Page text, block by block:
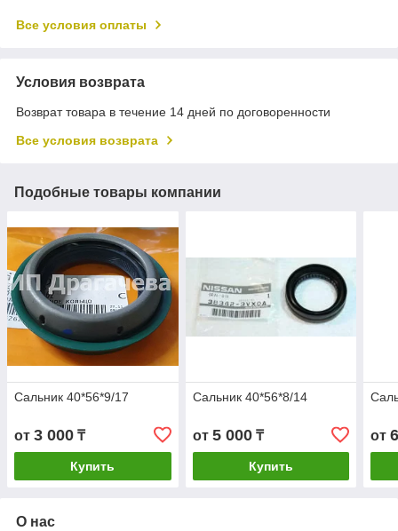
Все условия оплаты
Условия возврата
Возврат товара в течение 14 дней по договоренности
Все условия возврата
Подобные товары компании
Сальник 40*56*9/17
от 3 000 ₸
Купить
Сальник 40*56*8/14
от 5 000₸
Купить
от
О нас